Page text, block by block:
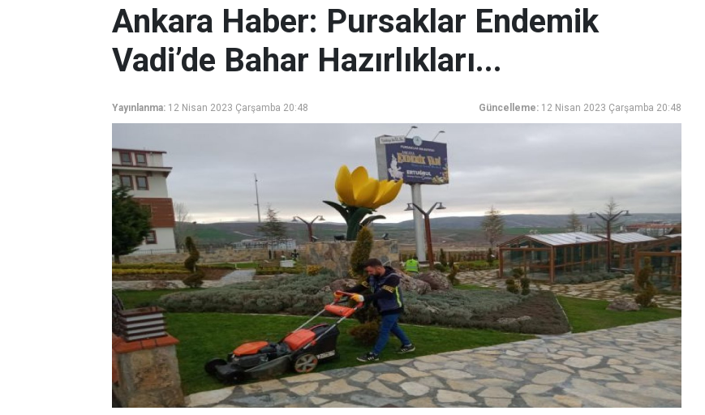
Ankara Haber: Pursaklar Endemik
Vadi’de Bahar Hazırlıkları...
Yayınlanma: 12 Nisan 2023 Çarşamba 20:48 Güncelleme: 12 Nisan 2023 Çarşamba 20:48